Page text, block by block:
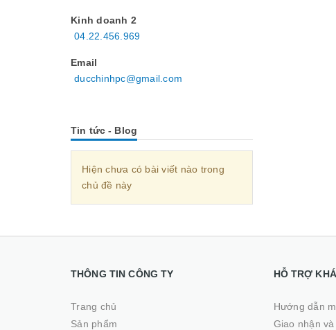
Kinh doanh 2
04.22.456.969
Email
ducchinhpc@gmail.com
Tin tức - Blog
Hiện chưa có bài viết nào trong
chủ đề này
THÔNG TIN CÔNG TY
Trang chủ
Sản phẩm
HỖ TRỢ
Hướng dẫn
Giao nhận